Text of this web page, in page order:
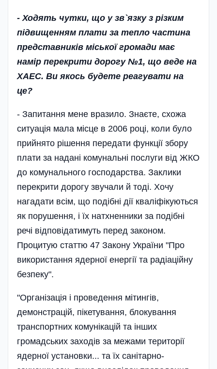
- Ходять чутки, що у зв`язку з різким
підвищенням плати за тепло частина
представників міської громади має
намір перекрити дорогу №1, що веде на
ХАЕС. Ви якось будете реагувати на
це?
- Запитання мене вразило. Знаєте, схожа
ситуація мала місце в 2006 році, коли було
прийнято рішення передати функції збору
плати за надані комунальні послуги від ЖКО
до комунального господарства. Заклики
перекрити дорогу звучали й тоді. Хочу
нагадати всім, що подібні дії кваліфікуються
як порушення, і їх натхненники за подібні
речі відповідатимуть перед законом.
Процитую статтю 47 Закону України "Про
використання ядерної енергії та радіаційну
безпеку".
"Організація і проведення мітингів,
демонстрацій, пікетування, блокування
транспортних комунікацій та інших
громадських заходів за межами території
ядерної установки... та їх санітарно-